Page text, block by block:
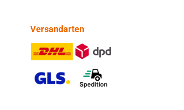
Versandarten